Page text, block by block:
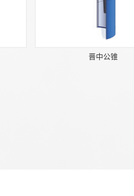
晋中公锥